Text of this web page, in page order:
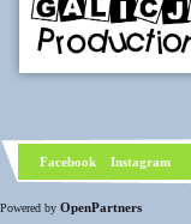
Facebook Instagram
Powered by OpenPartners